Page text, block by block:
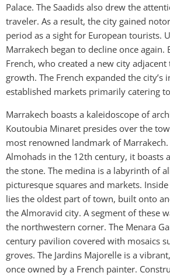
Palace. The Saadids also drew the
traveler. As a result, the city gained
period as a sight for European tourists.
Marrakech began to decline once
French, who created a new city
growth. The French expanded the city’s
established markets primarily catering
Marrakech boasts a kaleidoscope of
Koutoubia Minaret presides over the
most renowned landmark of
Almohads in the 12th century, it boasts
the stone. The medina is a labyrinth of
picturesque squares and markets.
lies the oldest part of town, built onto
the Almoravid city. A segment of these
the northwestern corner. The Menara
century pavilion covered with mosaics
groves. The Jardins Majorelle is a
once owned by a French painter.